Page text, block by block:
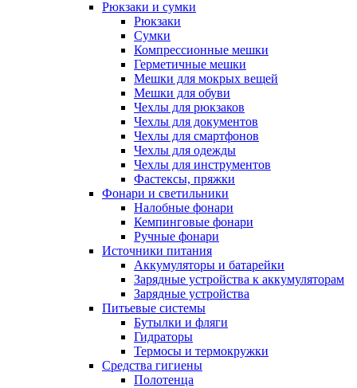
Рюкзаки и сумки
Рюкзаки
Сумки
Компрессионные мешки
Герметичные мешки
Мешки для мокрых вещей
Мешки для обуви
Чехлы для рюкзаков
Чехлы для документов
Чехлы для смартфонов
Чехлы для одежды
Чехлы для инструментов
Фастексы, пряжки
Фонари и светильники
Налобные фонари
Кемпинговые фонари
Ручные фонари
Источники питания
Аккумуляторы и батарейки
Зарядные устройства к аккумуляторам
Зарядные устройства
Питьевые системы
Бутылки и фляги
Гидраторы
Термосы и термокружки
Средства гигиены
Полотенца